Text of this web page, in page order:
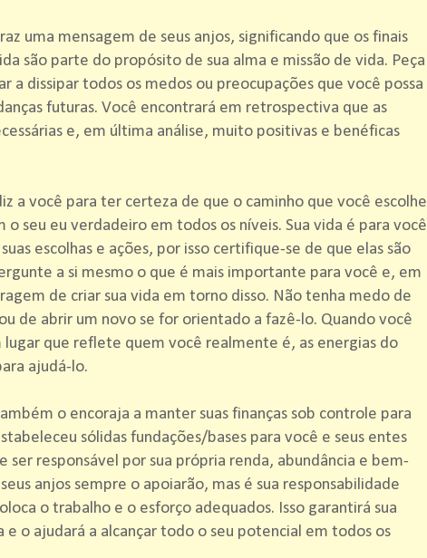
uma mensagem de seus anjos, significando que os finais
são parte do propósito de sua alma e missão de vida. Peça
a dissipar todos os medos ou preocupações que você possa
futuras. Você encontrará em retrospectiva que as
e, em última análise, muito positivas e benéficas
a você para ter certeza de que o caminho que você escolhe
o seu eu verdadeiro em todos os níveis. Sua vida é para você
escolhas e ações, por isso certifique-se de que elas são
a si mesmo o que é mais importante para você e, em
de criar sua vida em torno disso. Não tenha medo de
de abrir um novo se for orientado a fazê-lo. Quando você
lugar que reflete quem você realmente é, as energias do
ajudá-lo.
o encoraja a manter suas finanças sob controle para
sólidas fundações/bases para você e seus entes
ser responsável por sua própria renda, abundância e bem-
anjos sempre o apoiarão, mas é sua responsabilidade
o trabalho e o esforço adequados. Isso garantirá sua
e o ajudará a alcançar todo o seu potencial em todos os